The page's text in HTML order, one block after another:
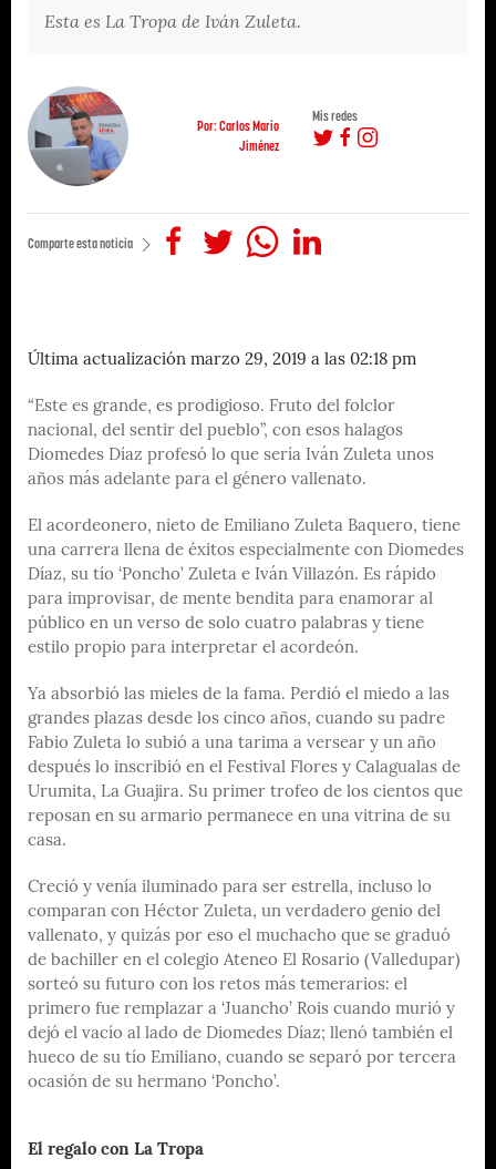
Esta es La Tropa de Iván Zuleta.
Por: Carlos Mario
Jiménez
Mis redes
Comparte esta noticia
Última actualización marzo 29, 2019 a las 02:18 pm
“Este es grande, es prodigioso. Fruto del folclor
nacional, del sentir del pueblo”, con esos halagos
Diomedes Díaz profesó lo que sería Iván Zuleta unos
años más adelante para el género vallenato.
El acordeonero, nieto de Emiliano Zuleta Baquero, tiene
una carrera llena de éxitos especialmente con Diomedes
Díaz, su tío ‘Poncho’ Zuleta e Iván Villazón. Es rápido
para improvisar, de mente bendita para enamorar al
público en un verso de solo cuatro palabras y tiene
estilo propio para interpretar el acordeón.
Ya absorbió las mieles de la fama. Perdió el miedo a las
grandes plazas desde los cinco años, cuando su padre
Fabio Zuleta lo subió a una tarima a versear y un año
después lo inscribió en el Festival Flores y Calagualas de
Urumita, La Guajira. Su primer trofeo de los cientos que
reposan en su armario permanece en una vitrina de su
casa.
Creció y venía iluminado para ser estrella, incluso lo
comparan con Héctor Zuleta, un verdadero genio del
vallenato, y quizás por eso el muchacho que se graduó
de bachiller en el colegio Ateneo El Rosario (Valledupar)
sorteó su futuro con los retos más temerarios: el
primero fue remplazar a ‘Juancho’ Rois cuando murió y
dejó el vacío al lado de Diomedes Díaz; llenó también el
hueco de su tío Emiliano, cuando se separó por tercera
ocasión de su hermano ‘Poncho’.
El regalo con La Tropa